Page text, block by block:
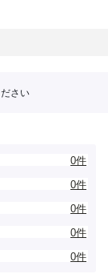
さい
0件
0件
0件
0件
0件